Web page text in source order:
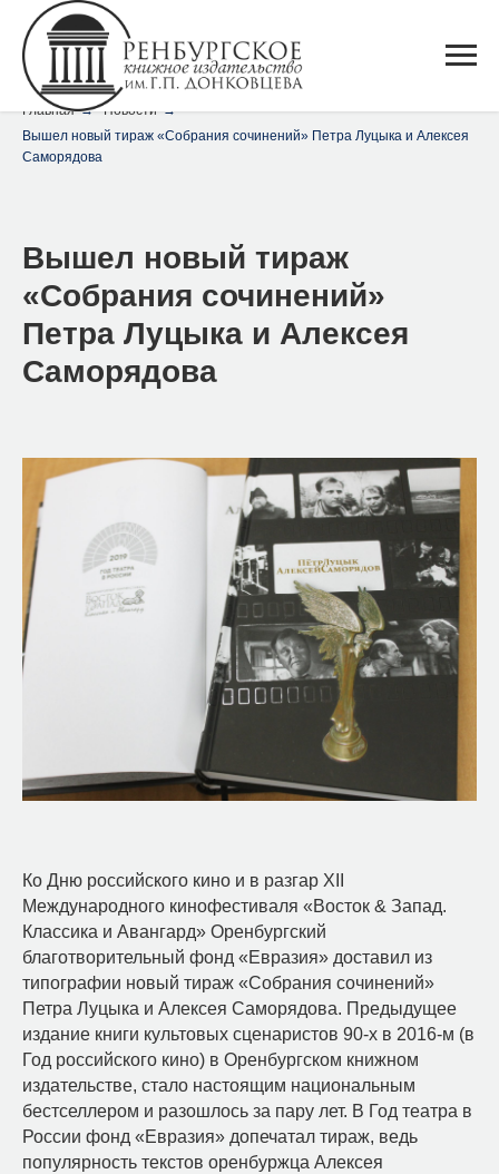
Главная → Новости →
Вышел новый тираж «Собрания сочинений» Петра Луцыка и Алексея
Саморядова
Вышел новый тираж
«Собрания сочинений»
Петра Луцыка и Алексея
Саморядова
Ко Дню российского кино и в разгар XII
Международного кинофестиваля «Восток & Запад.
Классика и Авангард» Оренбургский
благотворительный фонд «Евразия» доставил из
типографии новый тираж «Собрания сочинений»
Петра Луцыка и Алексея Саморядова. Предыдущее
издание книги культовых сценаристов 90-х в 2016-м (в
Год российского кино) в Оренбургском книжном
издательстве, стало настоящим национальным
бестселлером и разошлось за пару лет. В Год театра в
России фонд «Евразия» допечатал тираж, ведь
популярность текстов оренбуржца Алексея